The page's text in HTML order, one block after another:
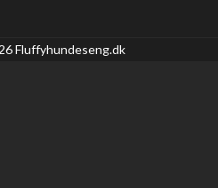
Fluffyhundeseng.dk